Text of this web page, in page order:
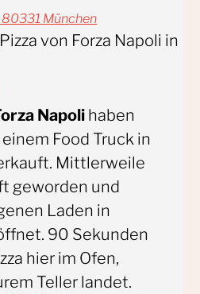
München
Napoli haben
Food Truck in
Mittlerweile
geworden und
Laden in
90 Sekunden
hier im Ofen,
Teller landet.